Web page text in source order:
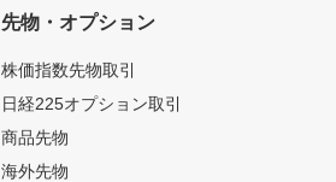
先物・オプション
株価指数先物取引
日経225オプション取引
商品先物
海外先物